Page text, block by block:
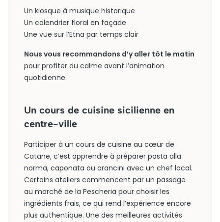
Un kiosque à musique historique
Un calendrier floral en façade
Une vue sur l’Etna par temps clair
Nous vous recommandons d’y aller tôt le matin
pour profiter du calme avant l’animation
quotidienne.
Un cours de cuisine sicilienne en
centre-ville
Participer à un cours de cuisine au cœur de
Catane, c’est apprendre à préparer pasta alla
norma, caponata ou arancini avec un chef local.
Certains ateliers commencent par un passage
au marché de la Pescheria pour choisir les
ingrédients frais, ce qui rend l’expérience encore
plus authentique. Une des meilleures activités